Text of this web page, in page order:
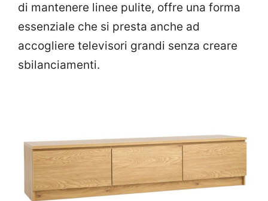
di mantenere linee pulite, offre una forma
essenziale che si presta anche ad
accogliere televisori grandi senza creare
sbilanciamenti.